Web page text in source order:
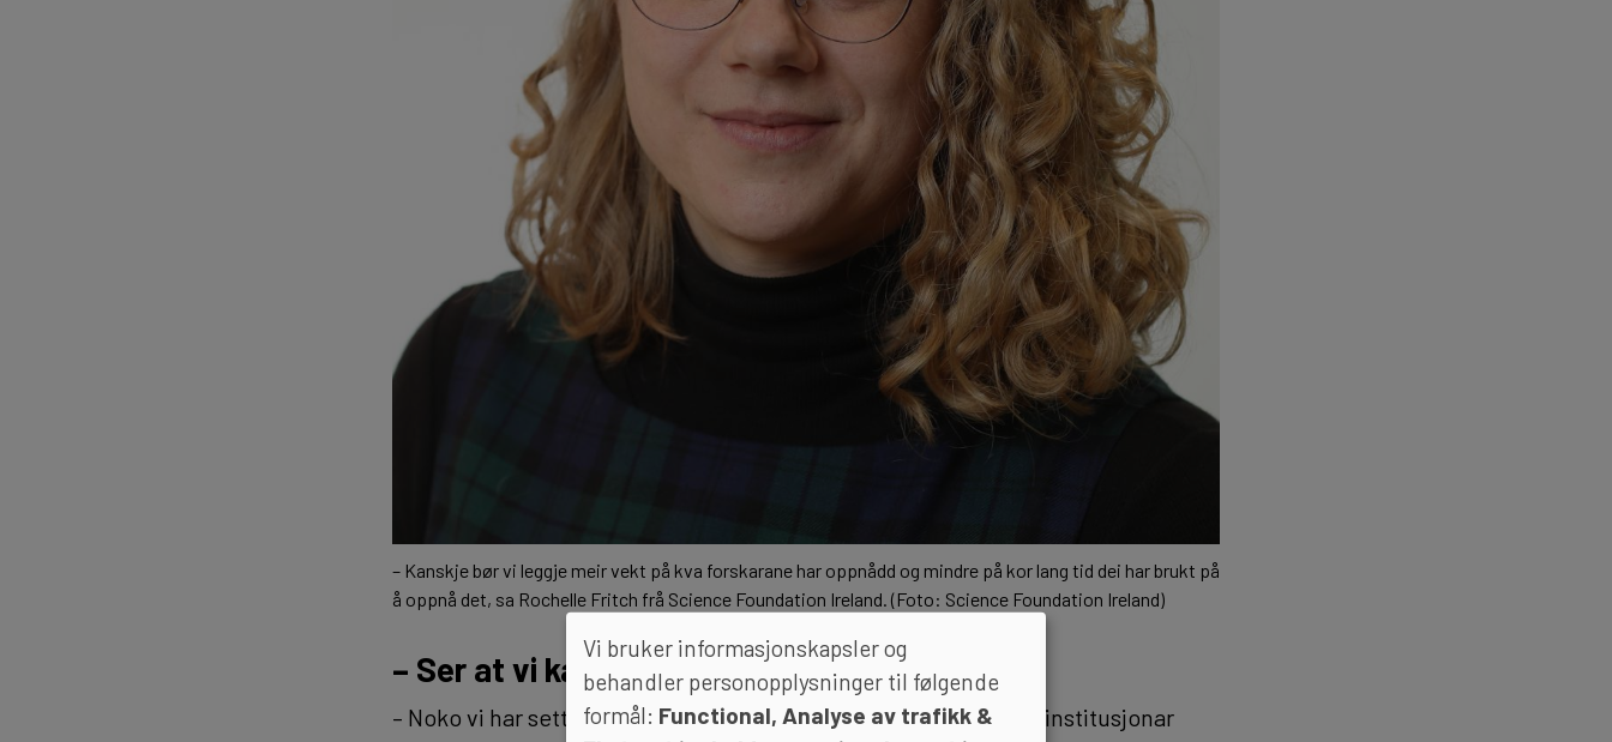
– Kanskje bør vi leggje meir vekt på kva forskarane har oppnådd og mindre på kor lang tid dei har brukt på
å oppnå det, sa Rochelle Fritch frå Science Foundation Ireland. (Foto: Science Foundation Ireland)
– Ser at vi kan stille krav
– Noko vi har sett at fungerer godt i Irland, er å stille krav om at institusjonar
Vi bruker informasjonskapsler og
behandler personopplysninger til følgende
formål: Functional, Analyse av trafikk &